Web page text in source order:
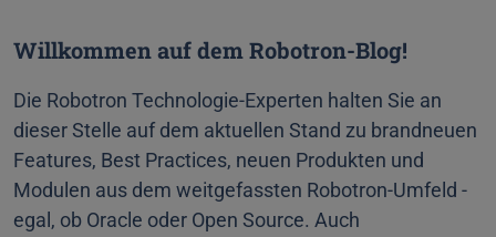
Willkommen auf dem Robotron-Blog!
Die Robotron Technologie-Experten halten Sie an
dieser Stelle auf dem aktuellen Stand zu brandneuen
Features, Best Practices, neuen Produkten und
Modulen aus dem weitgefassten Robotron-Umfeld -
egal, ob Oracle oder Open Source. Auch